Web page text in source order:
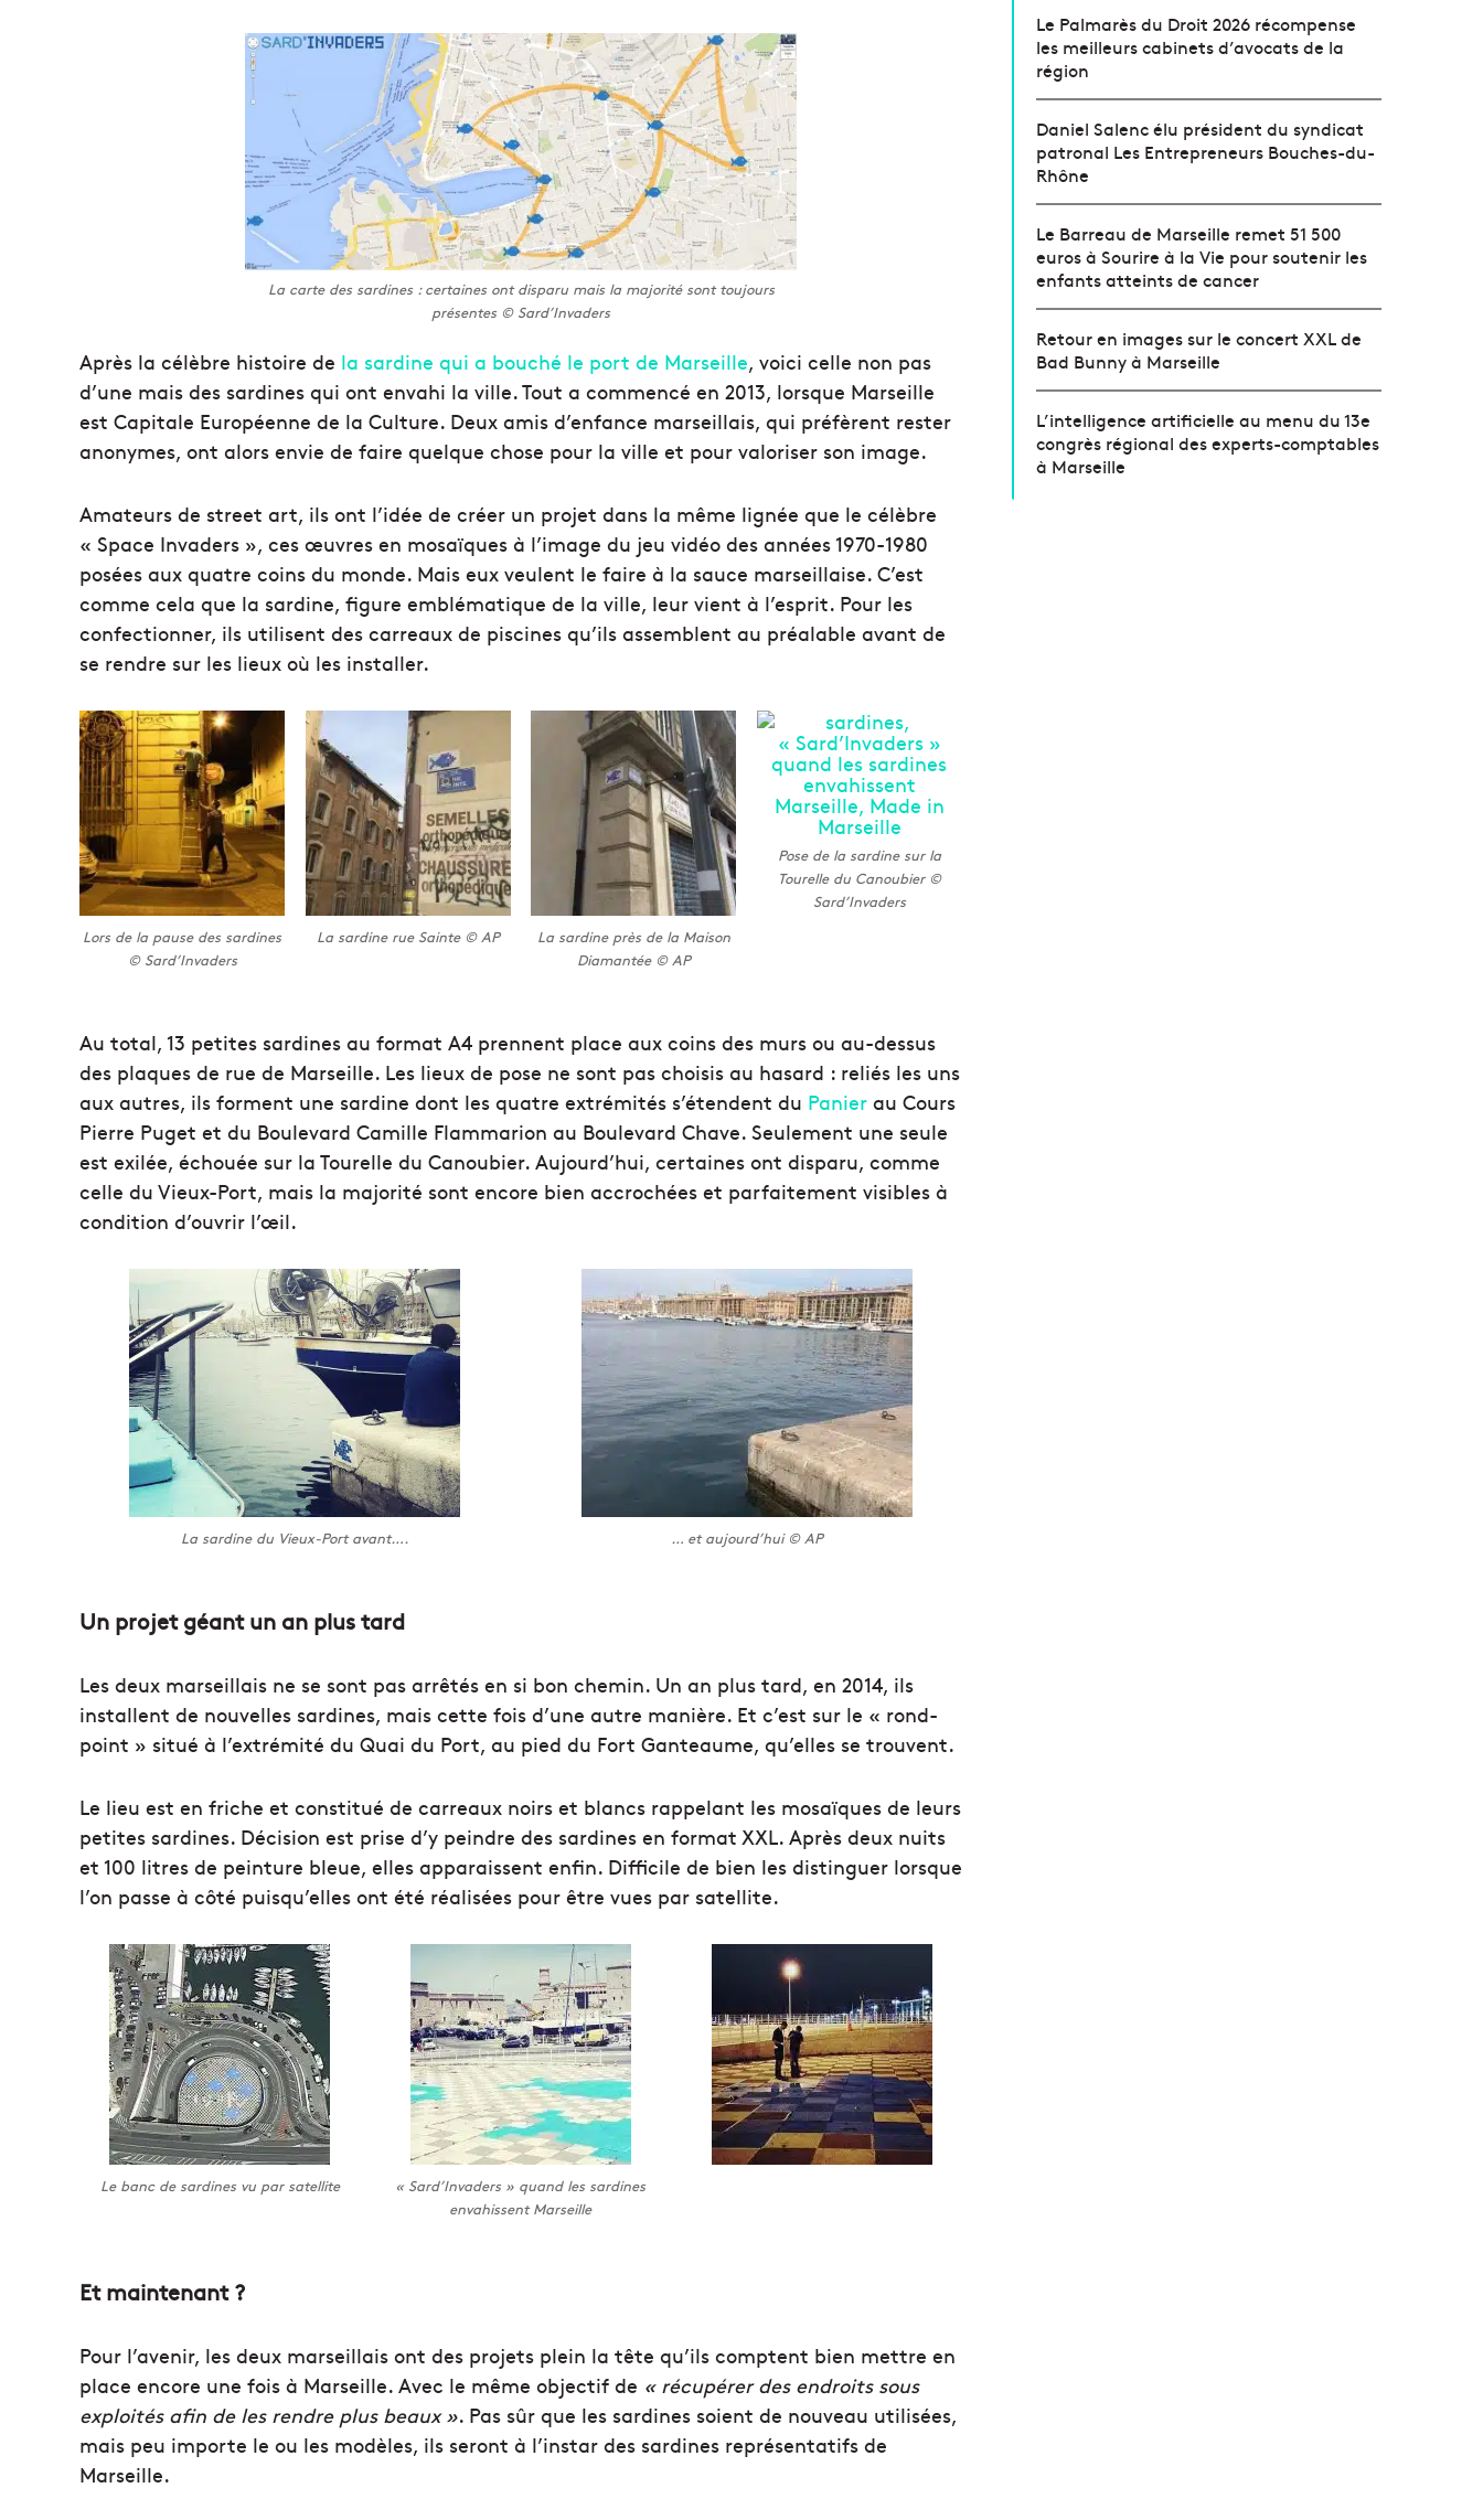
La carte des sardines : certaines ont disparu mais la majorité sont toujours
présentes © Sard’Invaders
Après la célèbre histoire de la sardine qui a bouché le port de Marseille, voici celle non pas
d’une mais des sardines qui ont envahi la ville. Tout a commencé en 2013, lorsque Marseille
est Capitale Européenne de la Culture. Deux amis d’enfance marseillais, qui préfèrent rester
anonymes, ont alors envie de faire quelque chose pour la ville et pour valoriser son image.
Amateurs de street art, ils ont l’idée de créer un projet dans la même lignée que le célèbre
« Space Invaders », ces œuvres en mosaïques à l’image du jeu vidéo des années 1970-1980
posées aux quatre coins du monde. Mais eux veulent le faire à la sauce marseillaise. C’est
comme cela que la sardine, figure emblématique de la ville, leur vient à l’esprit. Pour les
confectionner, ils utilisent des carreaux de piscines qu’ils assemblent au préalable avant de
se rendre sur les lieux où les installer.
Lors de la pause des sardines
© Sard’Invaders
La sardine rue Sainte © AP
La sardine près de la Maison
Diamantée © AP
Pose de la sardine sur la
Tourelle du Canoubier ©
Sard’Invaders
Au total, 13 petites sardines au format A4 prennent place aux coins des murs ou au-dessus
des plaques de rue de Marseille. Les lieux de pose ne sont pas choisis au hasard : reliés les uns
aux autres, ils forment une sardine dont les quatre extrémités s’étendent du Panier au Cours
Pierre Puget et du Boulevard Camille Flammarion au Boulevard Chave. Seulement une seule
est exilée, échouée sur la Tourelle du Canoubier. Aujourd’hui, certaines ont disparu, comme
celle du Vieux-Port, mais la majorité sont encore bien accrochées et parfaitement visibles à
condition d’ouvrir l’œil.
La sardine du Vieux-Port avant…. … et aujourd’hui © AP
Un projet géant un an plus tard
Les deux marseillais ne se sont pas arrêtés en si bon chemin. Un an plus tard, en 2014, ils
installent de nouvelles sardines, mais cette fois d’une autre manière. Et c’est sur le « rond-
point » situé à l’extrémité du Quai du Port, au pied du Fort Ganteaume, qu’elles se trouvent.
Le lieu est en friche et constitué de carreaux noirs et blancs rappelant les mosaïques de leurs
petites sardines. Décision est prise d’y peindre des sardines en format XXL. Après deux nuits
et 100 litres de peinture bleue, elles apparaissent enfin. Difficile de bien les distinguer lorsque
l’on passe à côté puisqu’elles ont été réalisées pour être vues par satellite.
Le banc de sardines vu par satellite
« Sard’Invaders » quand les sardines
envahissent Marseille
Et maintenant ?
Pour l’avenir, les deux marseillais ont des projets plein la tête qu’ils comptent bien mettre en
place encore une fois à Marseille. Avec le même objectif de « récupérer des endroits sous
exploités afin de les rendre plus beaux ». Pas sûr que les sardines soient de nouveau utilisées,
mais peu importe le ou les modèles, ils seront à l’instar des sardines représentatifs de
Marseille.
Le Palmarès du Droit 2026 récompense
les meilleurs cabinets d’avocats de la
région
Daniel Salenc élu président du syndicat
patronal Les Entrepreneurs Bouches-du-
Rhône
Le Barreau de Marseille remet 51 500
euros à Sourire à la Vie pour soutenir les
enfants atteints de cancer
Retour en images sur le concert XXL de
Bad Bunny à Marseille
L’intelligence artificielle au menu du 13e
congrès régional des experts-comptables
à Marseille